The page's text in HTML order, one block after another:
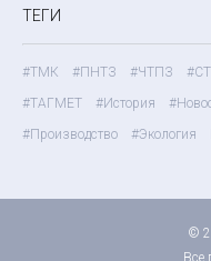
ТЕГИ
#ТМК #ПНТЗ #ЧТПЗ
#ТАГМЕТ
#История
#Производство
#Экология
©
Все